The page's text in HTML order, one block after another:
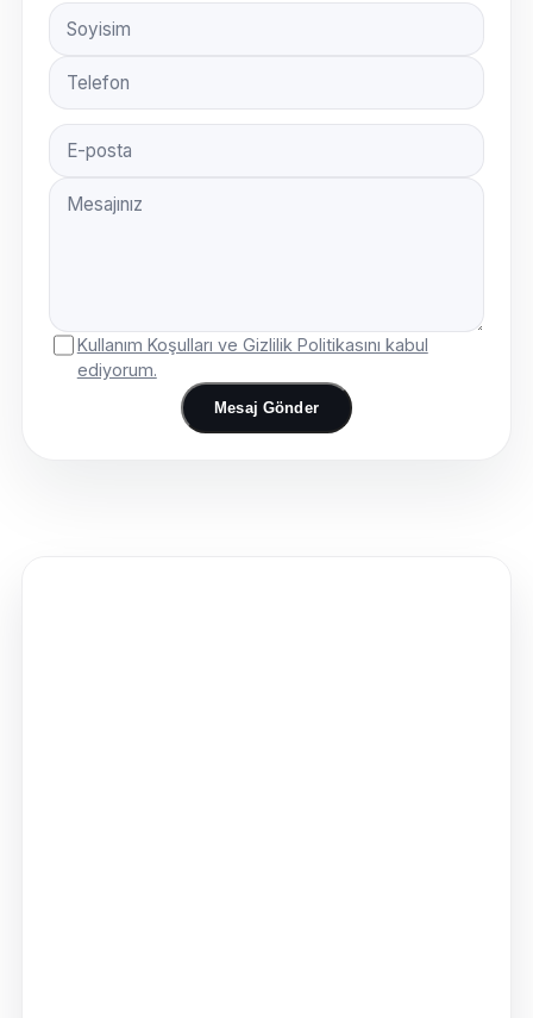
Telefon
Mail
Kullanım Koşulları ve Gizlilik Politikasını kabul
ediyorum.
Mesaj Gönder